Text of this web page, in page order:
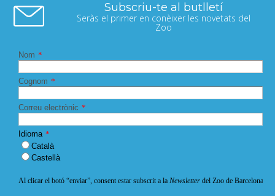
Subscriu-te al butlletí
Seràs el primer en conèixer les novetats del
Zoo